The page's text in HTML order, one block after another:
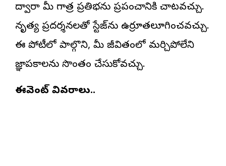
ద్వారా మీ గాత్ర ప్రతిభను ప్రపంచానికి చాటవచ్చు.
నృత్య ప్రదర్శనలతో స్టేజ్‌ను ఉర్రూతలూగించవచ్చు.
ఈ పోటీలో పాల్గొని, మీ జీవితంలో మర్చిపోలేని
జ్ఞాపకాలను సొంతం చేసుకోవచ్చు.
ఈవెంట్ వివరాలు..